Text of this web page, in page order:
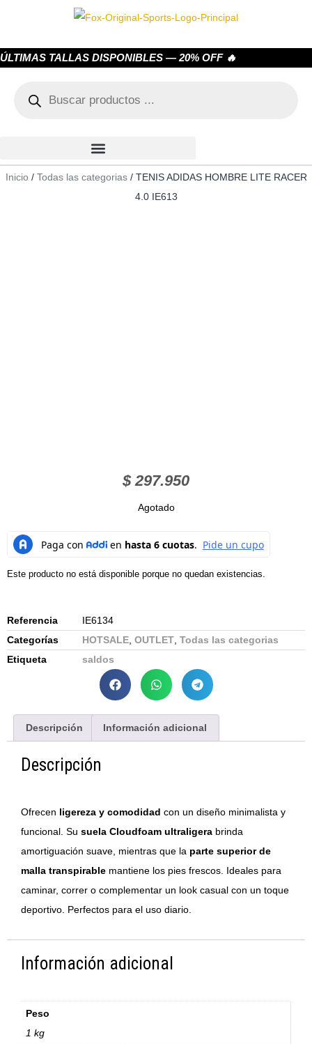
ÚLTIMAS TALLAS DISPONIBLES — 20% OFF 🔥
Inicio/ Todas las categorias/ TENIS ADIDAS HOMBRE LITE RACER
4.0 IE613
$297.950
Agotado
Este producto no está disponible porque no quedan existencias.
Referencia
IE6134
Categorías
HOTSALE, OUTLET, Todas las categorias
Etiqueta
saldos
Descripción Información adicional
Descripción
Ofrecen ligereza y comodidad con un diseño minimalista y
funcional. Su suela Cloudfoam ultraligera brinda
amortiguación suave, mientras que la parte superior de
malla transpirable mantiene los pies frescos. Ideales para
caminar, correr o complementar un look casual con un toque
deportivo. Perfectos para el uso diario.
Información adicional
Peso
1 kg